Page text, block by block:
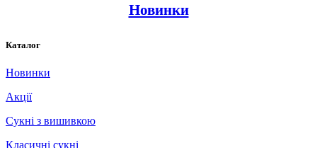
Новинки
Каталог
Новинки
Акції
Сукні з вишивкою
Класичні сукні